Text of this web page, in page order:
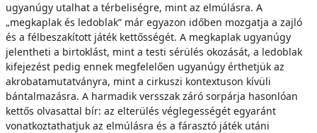
ugyanúgy utalhat a térbeliségre, mint az elmúlásra. A
„megkaplak és ledoblak” már egyazon időben mozgatja a zajló
és a félbeszakított játék kettősségét. A megkaplak ugyanúgy
jelentheti a birtoklást, mint a testi sérülés okozását, a ledoblak
kifejezést pedig ennek megfelelően ugyanúgy érthetjük az
akrobatamutatványra, mint a cirkuszi kontextuson kívüli
bántalmazásra. A harmadik versszak záró sorpárja hasonlóan
kettős olvasattal bír: az elterülés véglegességét egyaránt
vonatkoztathatjuk az elmúlásra és a fárasztó játék utáni